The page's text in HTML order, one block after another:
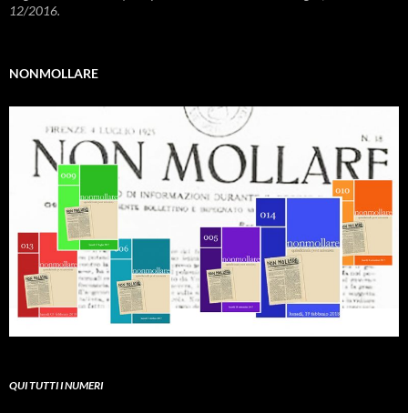
12/2016.
NONMOLLARE
QUI TUTTI I NUMERI